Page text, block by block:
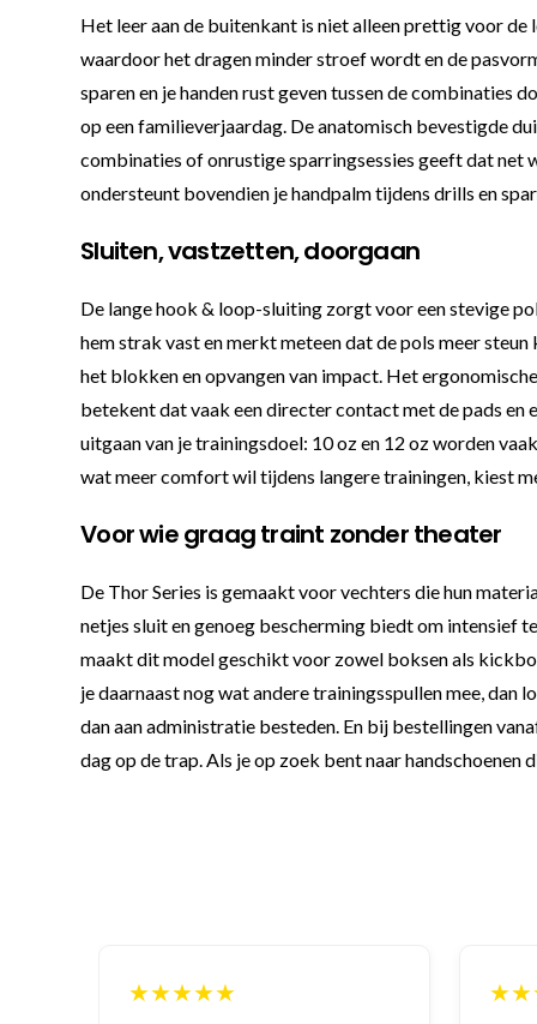
Het leer aan de buitenkant is niet alleen prettig voor de
waardoor het dragen minder stroef wordt en de
sparen en je handen rust geven tussen de combinaties
op een familieverjaardag. De anatomisch bevestigde
combinaties of onrustige sparringsessies geeft dat net
ondersteunt bovendien je handpalm tijdens drills en
Sluiten, vastzetten, doorgaan
De lange hook & loop-sluiting zorgt voor een stevige
hem strak vast en merkt meteen dat de pols meer
het blokken en opvangen van impact. Het
betekent dat vaak een directer contact met de pads
uitgaan van je trainingsdoel: 10 oz en 12 oz worden
wat meer comfort wil tijdens langere trainingen, kiest
Voor wie graag traint zonder theater
De Thor Series is gemaakt voor vechters die hun
netjes sluit en genoeg bescherming biedt om intensief
maakt dit model geschikt voor zowel boksen als
je daarnaast nog wat andere trainingsspullen mee,
dan aan administratie besteden. En bij bestellingen
dag op de trap. Als je op zoek bent naar handschoenen
★★★★★